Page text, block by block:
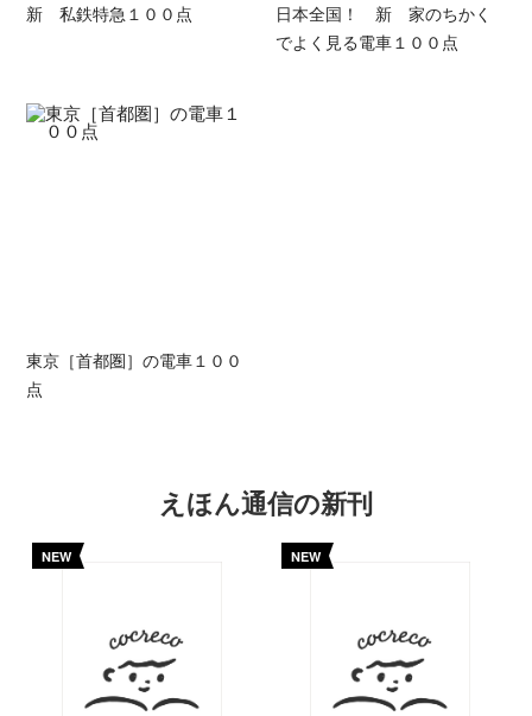
新 私鉄特急１００点
日本全国！ 新 家のちかく
でよく見る電車１００点
東京［首都圏］の電車１００
点
えほん通信の新刊
NEW NEW